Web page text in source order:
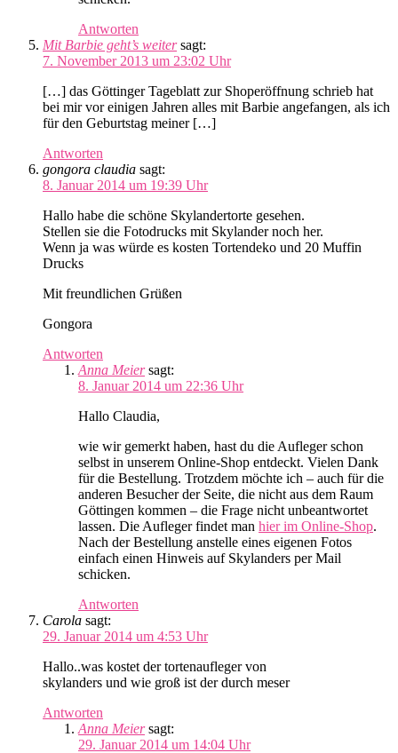
Antworten
Mit Barbie geht’s weiter sagt:
7. November 2013 um 23:02 Uhr
[…] das Göttinger Tageblatt zur Shoperöffnung schrieb hat
bei mir vor einigen Jahren alles mit Barbie angefangen, als ich
für den Geburtstag meiner […]
Antworten
gongora claudia sagt:
8. Januar 2014 um 19:39 Uhr
Hallo habe die schöne Skylandertorte gesehen.
Stellen sie die Fotodrucks mit Skylander noch her.
Wenn ja was würde es kosten Tortendeko und 20 Muffin
Drucks
Mit freundlichen Grüßen
Gongora
Antworten
Anna Meier sagt:
8. Januar 2014 um 22:36 Uhr
Hallo Claudia,
wie wir gemerkt haben, hast du die Aufleger schon
selbst in unserem Online-Shop entdeckt. Vielen Dank
für die Bestellung. Trotzdem möchte ich – auch für die
anderen Besucher der Seite, die nicht aus dem Raum
Göttingen kommen – die Frage nicht unbeantwortet
lassen. Die Aufleger findet man hier im Online-Shop.
Nach der Bestellung anstelle eines eigenen Fotos
einfach einen Hinweis auf Skylanders per Mail
schicken.
Antworten
Carola sagt:
29. Januar 2014 um 4:53 Uhr
Hallo..was kostet der tortenaufleger von
skylanders und wie groß ist der durch meser
Antworten
Anna Meier sagt:
29. Januar 2014 um 14:04 Uhr